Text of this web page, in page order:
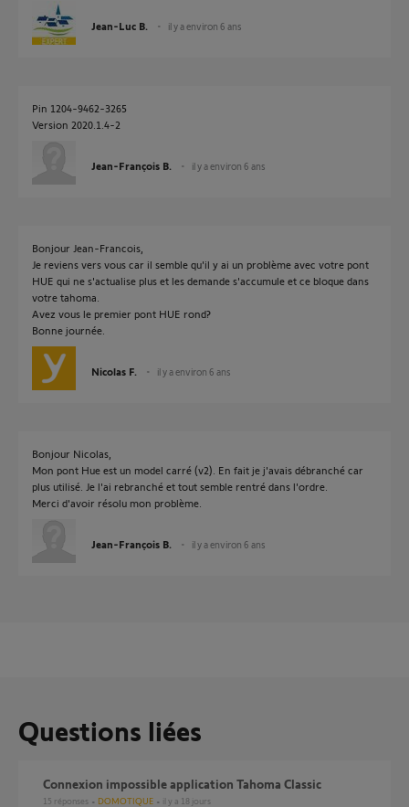
Jean-Luc B. il y a environ 6 ans
Pin 1204-9462-3265
Version 2020.1.4-2
Jean-François B. il y a environ 6 ans
Bonjour Jean-Francois,
Je reviens vers vous car il semble qu'il y ai un problème avec votre pont
HUE qui ne s'actualise plus et les demande s'accumule et ce bloque dans
votre tahoma.
Avez vous le premier pont HUE rond?
Bonne journée.
Nicolas F. il y a environ 6 ans
Bonjour Nicolas,
Mon pont Hue est un model carré (v2). En fait je j'avais débranché car
plus utilisé. Je l'ai rebranché et tout semble rentré dans l'ordre.
Merci d'avoir résolu mon problème.
Jean-François B. il y a environ 6 ans
Questions liées
Connexion impossible application Tahoma Classic
15 réponses DOMOTIQUE il y a 18 jours